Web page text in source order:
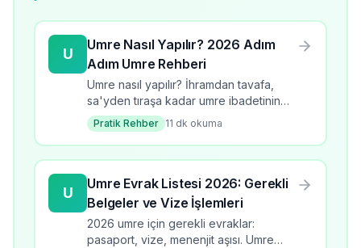
U
Umre Nasıl Yapılır? 2026 Adım
Adım Umre Rehberi
Umre nasıl yapılır? İhramdan tavafa,
sa'yden tıraşa kadar umre ibadetinin
tüm adımlarını öğrenin. 2026 güncel
bilgilerle kapsamlı rehber.
Pratik Rehber 11 dk okuma
U
Umre Evrak Listesi 2026: Gerekli
Belgeler ve Vize İşlemleri
2026 umre için gerekli evraklar:
pasaport, vize, menenjit aşısı. Umre